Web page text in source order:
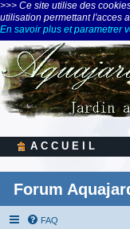
>>> Ce site utilise des
utilisation permettant l'acces
En savoir plus et parametrer
A C C U E I L
Forum
FAQ